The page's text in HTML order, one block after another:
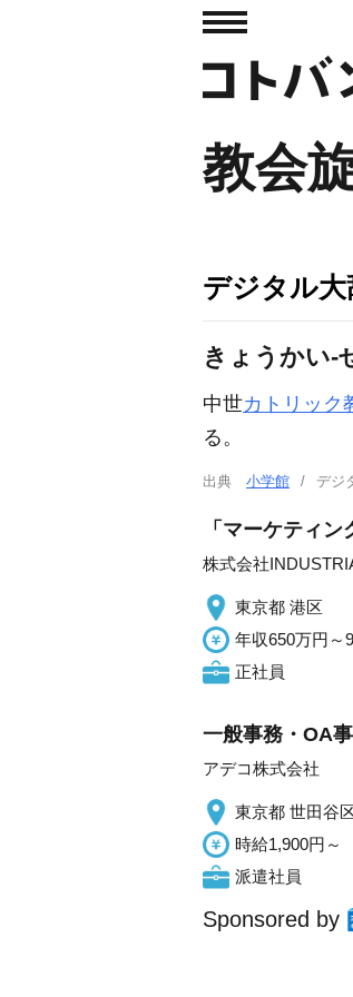
教会
デジタル大
きょうかい‐
中世カトリック
る。
出典 小学館 デジ
「マーケティ
株式会社
東京都 港区
年収650万円～
正社員
一般事務・OA
アデコ株式会社
東京都 世田谷
時給1,900円～
派遣社員
Sponsored by